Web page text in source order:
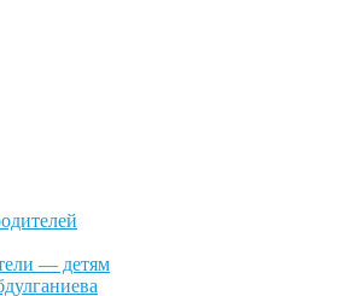
— детям